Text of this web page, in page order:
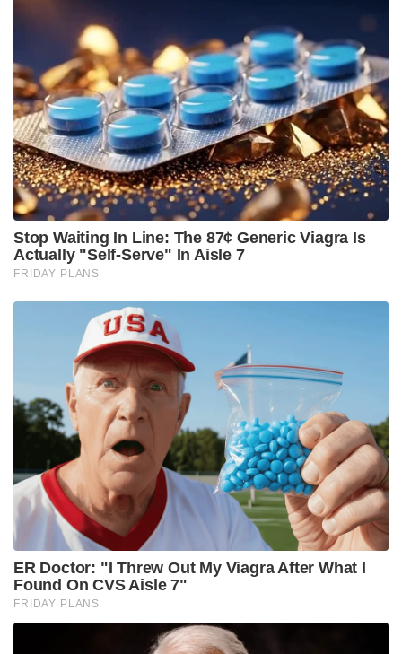
സംസ്ഥാനങ്ങളിൽ നിന്നും ആളുകളെ ആകർഷിക്കാൻ
അതീവ രഹസ്യമായാണ് ഇവർ കരുക്കൾ നീക്കുന്നത്.
മുൻകാലങ്ങളിൽ ഭാരതത്തിന് നേരിട്ടുള്ള
ഭീഷണിയല്ലാതിരുന്ന ഈ സംഘടന ഇപ്പോൾ
അതിർത്തി കടന്ന് ഇന്ത്യൻ മണ്ണിലേക്ക് കണ്ണ് വെക്കുന്ന
സാഹചര്യത്തിൽ, ദേശീയ ഏജൻസികൾ ഇവരുടെ
സൈബർ ഇടങ്ങളിലെ നീക്കങ്ങൾ സസൂക്ഷ്മം
നിരീക്ഷിച്ചുവരികയാണ്. രാജ്യത്തിന്റെ സുരക്ഷയ്ക്ക്
ഭീഷണിയാകുന്ന ഏത് നീക്കത്തെയും മുൻകൂട്ടി
തകർക്കാനുള്ള സന്നാഹങ്ങളുമായി സുരക്ഷാസേന
സജ്ജമാണ്.
NationalSecurity
AnsarullahBanglaTeam
IndianIntelligence
WestBengalAlert
AntiTerrorism